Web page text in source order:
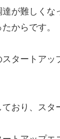
が難しく
からです。
タートア
おり、スタ